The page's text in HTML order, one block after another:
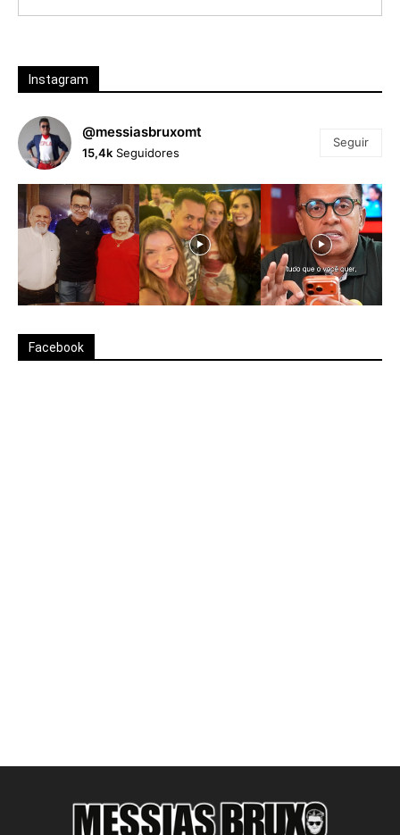
Instagram
@messiasbruxomt
15,4k Seguidores
Seguir
Facebook